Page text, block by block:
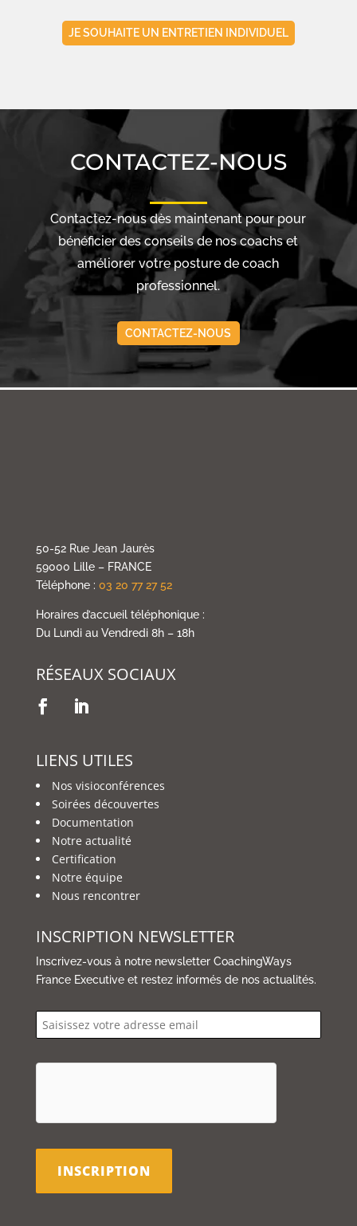
JE SOUHAITE UN ENTRETIEN INDIVIDUEL
CONTACTEZ-NOUS
Contactez-nous dès maintenant pour pour
bénéficier des conseils de nos coachs et
améliorer votre posture de coach
professionnel.
CONTACTEZ-NOUS
50-52 Rue Jean Jaurès
59000 Lille – FRANCE
Téléphone : 03 20 77 27 52
Horaires d’accueil téléphonique :
Du Lundi au Vendredi 8h – 18h
RÉSEAUX SOCIAUX
LIENS UTILES
Nos visioconférences
Soirées découvertes
Documentation
Notre actualité
Certification
Notre équipe
Nous rencontrer
INSCRIPTION NEWSLETTER
Inscrivez-vous à notre newsletter CoachingWays
France Executive et restez informés de nos actualités.
email